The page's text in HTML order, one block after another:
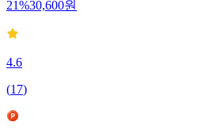
21%30,600원
4.6
(17)